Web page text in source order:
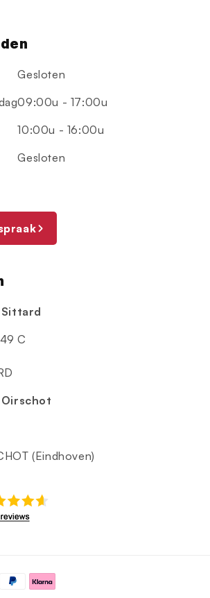
Gesloten
09:00u - 17:00u
10:00u - 16:00u
Gesloten
C
(Eindhoven)